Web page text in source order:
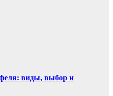
виды, выбор и